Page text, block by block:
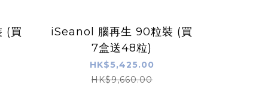
(買
iSeanol 腦再生 90粒裝 (買
7盒送48粒)
HK$5,425.00
HK$9,660.00